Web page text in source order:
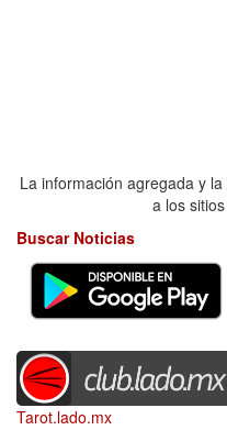
La información agregada y
a los
Buscar Noticias
Tarot.lado.mx